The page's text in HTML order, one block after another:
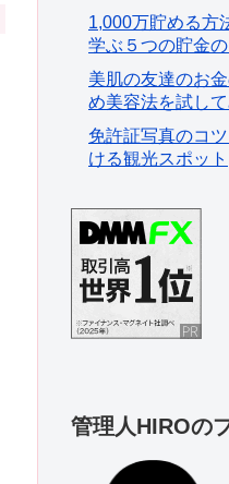
1,000万貯める方
学ぶ５つの貯金
美肌の友達のお
め美容法を試し
免許証写真のコ
ける観光スポット
管理人HIROの